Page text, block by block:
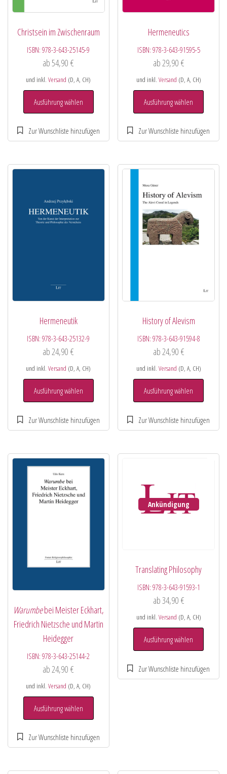
Christsein im Zwischenraum
ISBN:978-3-643-25145-9
ab54,90€
und inkl.Versand (D, A, CH)
Ausführung wählen
Hermeneutics
ISBN: 978-3-643-91595-5
ab29,90 €
und inkl. Versand (D, A, CH)
Ausführung wählen
Hermeneutik
ISBN:978-3-643-25132-9
ab24,90€
und inkl.Versand (D, A, CH)
Ausführung wählen
History of Alevism
ISBN: 978-3-643-91594-8
ab24,90 €
und inkl. Versand (D, A, CH)
Ausführung wählen
Warumbebei Meister Eckhart,
Friedrich Nietzsche und Martin
Heidegger
ISBN:978-3-643-25144-2
ab 24,90€
und inkl.Versand (D, A, CH)
Ausführung wählen
Ankündigung
Translating Philosophy
ISBN: 978-3-643-91593-1
ab34,90 €
und inkl. Versand (D, A, CH)
Ausführung wählen